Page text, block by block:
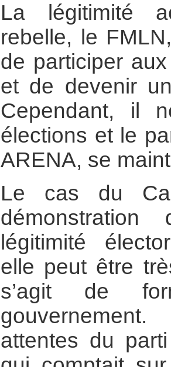
La légitimité
rebelle, le
de participer
et de devenir
Cependant, il
élections et le
ARENA, se
Le cas du
légitimité
elle peut être
s’agit de
attentes du